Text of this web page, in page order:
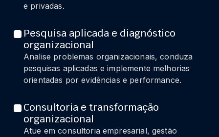
e privadas.
Pesquisa aplicada e diagnóstico
organizacional
Analise problemas organizacionais, conduza
pesquisas aplicadas e implemente melhorias
orientadas por evidências e performance.
Consultoria e transformação
organizacional
Atue em consultoria empresarial, gestão